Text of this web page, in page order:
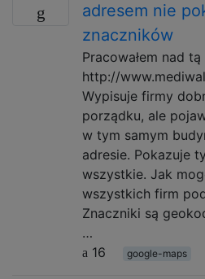
adresem nie
znaczników
Pracowałem nad
http://
Wypisuje firmy
porządku, ale
w tym samym
adresie. Pokazuje
wszystkie. Jak
wszystkich firm
Znaczniki są
…
16
google-maps